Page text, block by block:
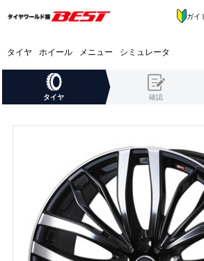
タイヤ ホイール メニュー シミュレータ
ガイ
タイヤ 確認